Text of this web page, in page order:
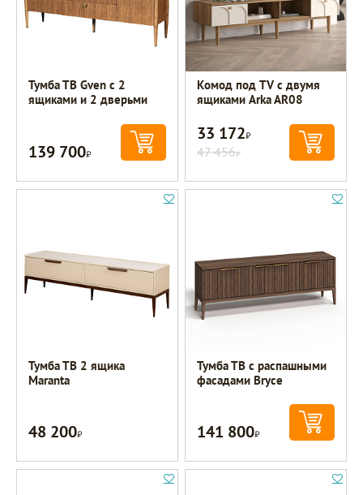
Тумба ТВ Gven с 2
ящиками и 2 дверьми
139 700Р
Комод под TV с двумя
ящиками Arka AR08
33 172Р
47 456Р
Тумба ТВ 2 ящика
Maranta
48 200Р
Тумба ТВ с распашными
фасадами Bryce
141 800Р